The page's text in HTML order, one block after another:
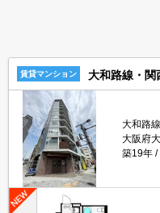
賃貸マンション 大和路線・関
大和路
大阪府
築19年